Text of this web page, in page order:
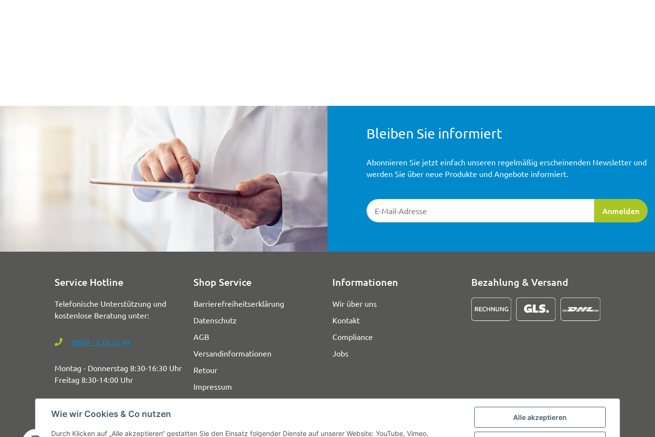
Alle akzeptieren
Wie wir Cookies & Co nutzen
Durch Klicken auf „Alle akzeptieren“ gestatten Sie den Einsatz folgender Dienste auf unserer Website: YouTube, Vimeo,
Bleiben Sie informiert
Newsletter-Registrierung
Anmelden
Abonnieren Sie jetzt einfach unseren regelmäßig erscheinenden Newsletter und
werden Sie über neue Produkte und Angebote informiert.
Service Hotline
Telefonische Unterstützung und
kostenlose Beratung unter:
0800 - 233 22 44
Montag - Donnerstag 8:30-16:30 Uhr
Freitag 8:30-14:00 Uhr
Shop Service
Barrierefreiheitserklärung
Datenschutz
AGB
Versandinformationen
Retour
Impressum
Informationen
Wir über uns
Kontakt
Compliance
Jobs
Bezahlung & Versand